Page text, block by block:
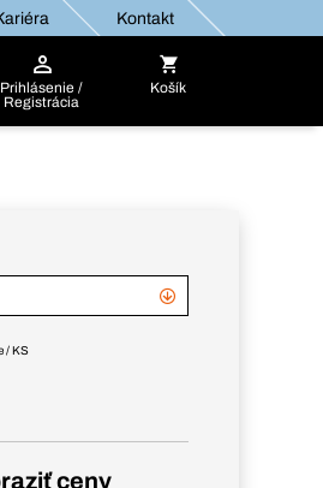
Kontakt
Prihlásenie /
Registrácia
Košík
/ KS
ceny